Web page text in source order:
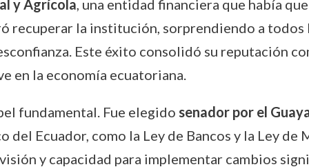
y Agrícola, una entidad financiera que había
recuperar la institución, sorprendiendo a todos
Este éxito consolidó su reputación
en la economía ecuatoriana.
fundamental. Fue elegido senador por el
Ecuador, como la Ley de Bancos y la Ley de
y capacidad para implementar cambios